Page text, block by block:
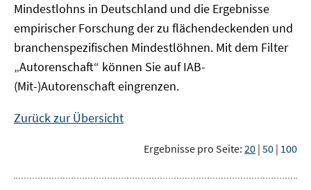
Mindestlohns in Deutschland und die Ergebnisse
empirischer Forschung der zu flächendeckenden und
branchenspezifischen Mindestlöhnen. Mit dem Filter
„Autorenschaft“ können Sie auf IAB-
(Mit-)Autorenschaft eingrenzen.
Zurück zur Übersicht
Ergebnisse pro Seite: 20 | 50 | 100